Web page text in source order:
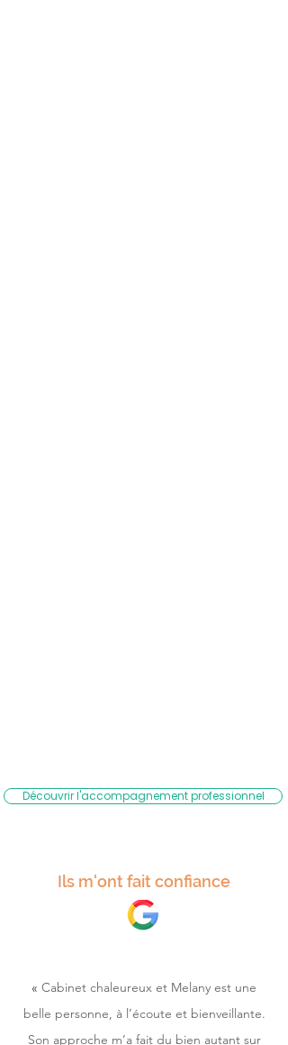
Découvrir l'accompagnement professionnel
Ils m'ont fait confiance
« Cabinet chaleureux et Melany est une
belle personne, à l’écoute et bienveillante.
Son approche m’a fait du bien autant sur